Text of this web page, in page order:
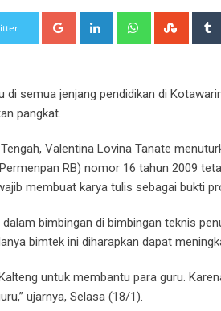
Google+ LinkedIn Whatsapp
di semua jenjang pendidikan di
pangkat.
Valentina Lovina Tanate
RB) nomor 16 tahun 2009
membuat karya tulis sebagai bukti
bimbingan di bimbingan teknis
bimtek ini diharapkan dapat
untuk membantu para guru.
ujarnya, Selasa (18/1).